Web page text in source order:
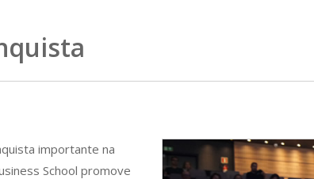
importante na
School promove